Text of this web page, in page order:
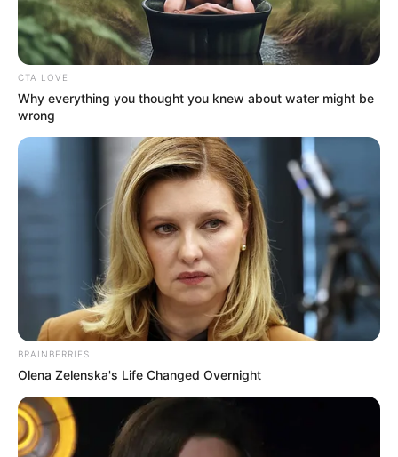
CTA LOVE
Why everything you thought you knew about water might be
wrong
BRAINBERRIES
Olena Zelenska's Life Changed Overnight